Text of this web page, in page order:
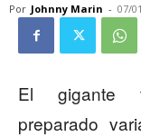
Por Johnny Marin - 07/
El gigante
preparado